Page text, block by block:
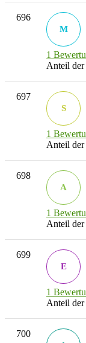
696
1
Anteil
M
697
1
Anteil
S
698
1
Anteil
A
699
1
Anteil
E
700